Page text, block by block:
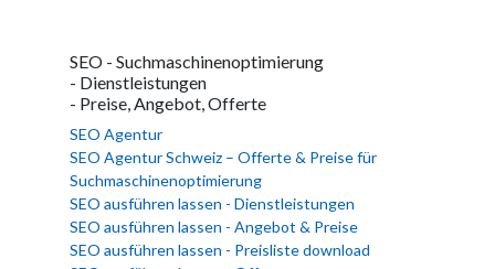
SEO - Suchmaschinenoptimierung
- Dienstleistungen
- Preise, Angebot, Offerte
SEO Agentur
SEO Agentur Schweiz – Offerte & Preise für
Suchmaschinenoptimierung
SEO ausführen lassen - Dienstleistungen
SEO ausführen lassen - Angebot & Preise
SEO ausführen lassen - Preisliste download